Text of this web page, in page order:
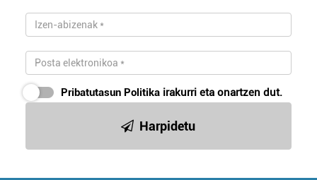
Pribatutasun Politika irakurri eta onartzen dut.
Harpidetu